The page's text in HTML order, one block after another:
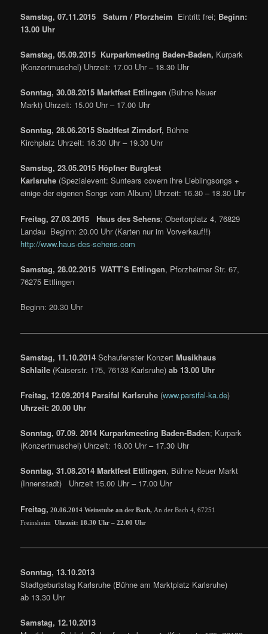
Samstag, 07.11.2015 Saturn / Pforzheim Eintritt frei; Beginn:
13.00 Uhr
Samstag, 05.09.2015 Kurparkmeeting Baden-Baden, Kurpark
(Konzertmuschel) Uhrzeit: 17.00 Uhr – 18.30 Uhr
Sonntag, 30.08.2015 Marktfest Ettlingen (Bühne Neuer
Markt) Uhrzeit: 15.00 Uhr – 17.00 Uhr
Sonntag, 28.06.2015 Stadtfest Zirndorf, Bühne
Kirchplatz Uhrzeit: 16.30 Uhr – 19.30 Uhr
Samstag, 23.05.2015 Höpfner Burgfest
Karlsruhe (Spezialevent: Suntears covern ihre Lieblingsongs +
einige der eigenen Songs vom Album) Uhrzeit: 16.30 – 18.30 Uhr
Freitag, 27.03.2015 Haus des Sehens; Obertorplatz 4, 76829
Landau Beginn: 20.00 Uhr (Karten nur im Vorverkauf!!)
http://www.haus-des-sehens.com
Samstag, 28.02.2015 WATT’S Ettlingen, Pforzheimer Str. 67,
76275 Ettlingen
Beginn: 20.30 Uhr
Samstag, 11.10.2014 Schaufenster KonzertMusikhaus
Schlaile (Kaiserstr. 175, 76133 Karlsruhe)ab 13.00 Uhr
Freitag, 12.09.2014 Parsifal Karlsruhe (www.parsifal-ka.de)
Uhrzeit: 20.00 Uhr
Sonntag, 07.09. 2014 Kurparkmeeting Baden-Baden; Kurpark
(Konzertmuschel) Uhrzeit: 16.00 Uhr – 17.30 Uhr
Sonntag, 31.08.2014 Marktfest Ettlingen, Bühne Neuer Markt
(Innenstadt) Uhrzeit 15.00 Uhr – 17.00 Uhr
Freitag, 20.06.2014 Weinstube an der Bach, An der Bach 4, 67251
Freinsheim
Uhrzeit: 18.30 Uhr – 22.00 Uhr
Sonntag, 13.10.2013
Stadtgeburtstag Karlsruhe (Bühne am Marktplatz Karlsruhe)
ab 13.30 Uhr
Samstag, 12.10.2013